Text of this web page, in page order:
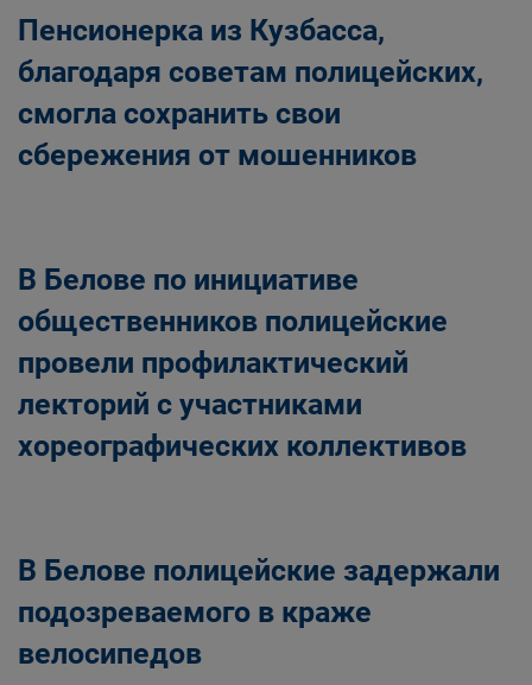
Пенсионерка из Кузбасса,
благодаря советам полицейских,
смогла сохранить свои
сбережения от мошенников
В Белове по инициативе
общественников полицейские
провели профилактический
лекторий с участниками
хореографических коллективов
В Белове полицейские задержали
подозреваемого в краже
велосипедов